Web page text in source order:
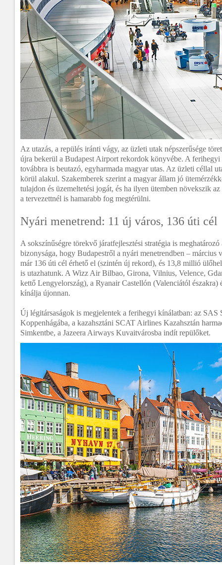
Az utazás, a repülés iránti vágy, az üzleti utak népszerűsége
újra bekerül a Budapest Airport rekordok könyvébe. A ferihegyi
továbbra is beutazó, egyharmada magyar utas. Az üzleti céllal
körül alakul. Szakemberek szerint a magyar állam jó
tulajdon és üzemeltetési jogát, és ha ilyen ütemben növekszik
a tervezettnél is hamarabb fog megtérülni.
Nyári menetrend: 11 új város, 136 úti cél
A sokszínűségre törekvő járatfejlesztési stratégia is
bizonysága, hogy Budapestről a nyári menetrendben – március
már 136 úti cél érhető el (szintén új rekord), és 13,8 millió
is utazhatunk. A Wizz Air Bilbao, Girona, Vilnius, Velence,
kettő Lengyelország), a Ryanair Castellón (Valenciától északra)
kínálja újonnan.
Új légitársaságok is megjelentek a ferihegyi kínálatban: az SAS
Koppenhágába, a kazahsztáni SCAT Airlines Kazahsztán
Simkentbe, a Jazeera Airways Kuvaitvárosba indít repülőket.